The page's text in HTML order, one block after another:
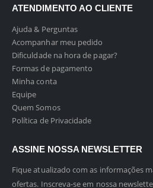
ATENDIMENTO AO CLIENTE
Ajuda & Perguntas
Acompanhar meu pedido
Dificuldade na hora de pagar?
Formas de pagamento
Minha conta
Equipe
Quem Somos
Política de Privacidade
ASSINE NOSSA NEWSLETTER
Fique atualizado com as informações
ofertas. Inscreva-se em nossa